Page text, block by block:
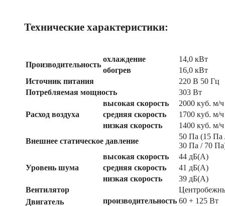
Технические характеристики:
Производительность
охлаждение
14,0 кВт
обогрев
16,0 кВт
Источник питания
220 В 50 Гц
Потребляемая мощность
303 Вт
Расход воздуха
высокая скорость
2000 куб. м/ч
средняя скорость
1700 куб. м/ч
низкая скорость
1400 куб. м/ч
Внешнее статическое давление
50 Па (15 Па
30 Па / 70
Уровень шума
высокая скорость
44 дБ(А)
средняя скорость
41 дБ(А)
низкая скорость
39 дБ(А)
Вентилятор
Двигатель
производительность 60 + 125 Вт